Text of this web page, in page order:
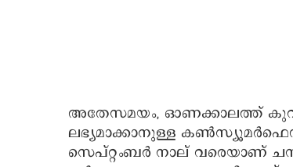
അതേസമയം, ഓണക്കാലത്ത്
ലഭ്യമാക്കാനുള്ള
സെപ്റ്റംബര്‍ നാല് വരെയാണ്